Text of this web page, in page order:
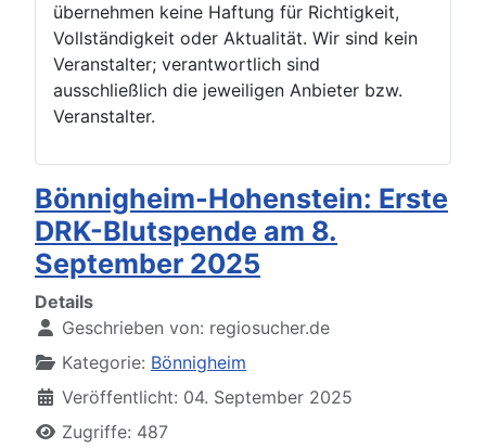
übernehmen keine Haftung für Richtigkeit,
Vollständigkeit oder Aktualität. Wir sind kein
Veranstalter; verantwortlich sind
ausschließlich die jeweiligen Anbieter bzw.
Veranstalter.
Bönnigheim-Hohenstein: Erste
DRK-Blutspende am 8.
September 2025
Details
Geschrieben von: regiosucher.de
Kategorie: Bönnigheim
Veröffentlicht: 04. September 2025
Zugriffe: 487